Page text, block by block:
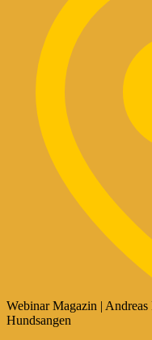
Webinar Magazin |
Hundsangen